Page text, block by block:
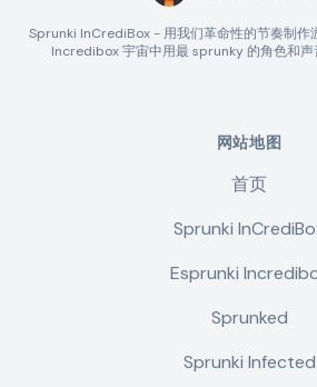
Sprunki InCrediBox - 用我们革命性的节奏制作
Incredibox 宇宙中用最 sprunky 的角色和声
网站地图
首页
Sprunki
Esprunki
Sprunked
Sprunki Infected